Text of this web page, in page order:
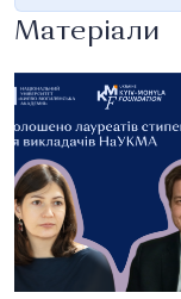
Матеріали